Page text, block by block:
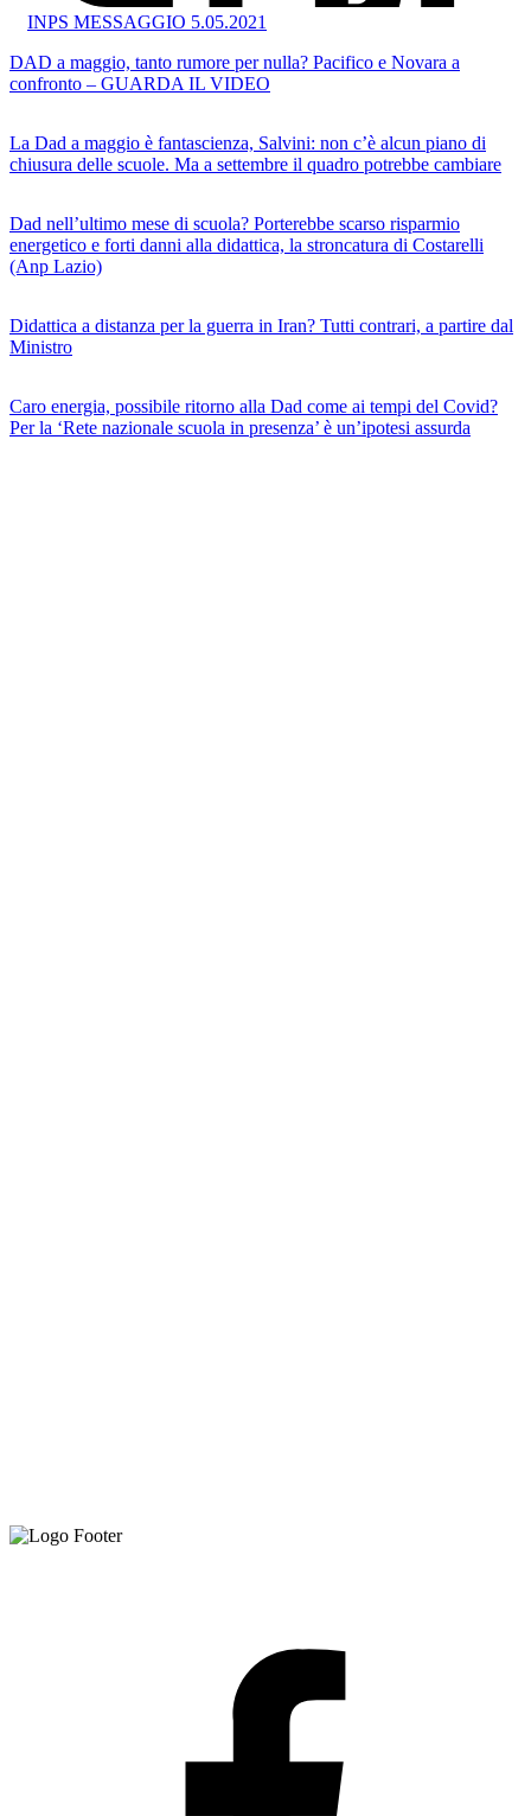
INPS MESSAGGIO 5.05.2021
DAD a maggio, tanto rumore per nulla? Pacifico e Novara a
confronto – GUARDA IL VIDEO
La Dad a maggio è fantascienza, Salvini: non c’è alcun piano di
chiusura delle scuole. Ma a settembre il quadro potrebbe cambiare
Dad nell’ultimo mese di scuola? Porterebbe scarso risparmio
energetico e forti danni alla didattica, la stroncatura di Costarelli
(Anp Lazio)
Didattica a distanza per la guerra in Iran? Tutti contrari, a partire dal
Ministro
Caro energia, possibile ritorno alla Dad come ai tempi del Covid?
Per la ‘Rete nazionale scuola in presenza’ è un’ipotesi assurda